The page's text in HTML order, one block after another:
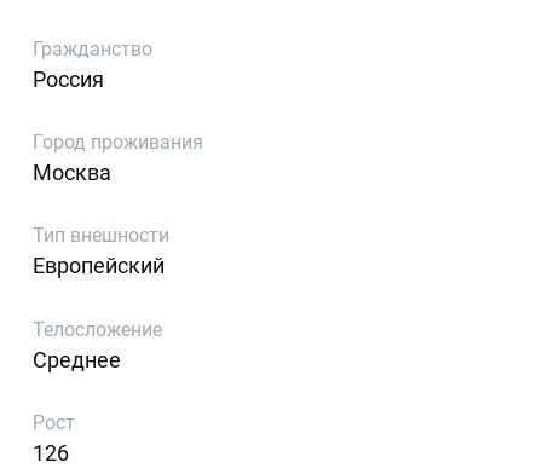
Гражданство
Россия
Город проживания
Москва
Тип внешности
Европейский
Телосложение
Среднее
Рост
126